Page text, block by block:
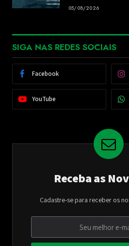
05/08/2026
SIGA NAS REDES SOCIAIS
Facebook
YouTube
Receba as
Cadastre-se para receber os